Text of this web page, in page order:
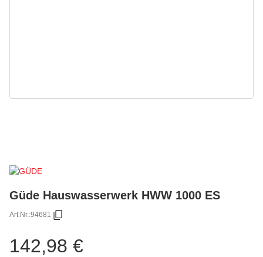
Güde Hauswasserwerk HWW 1000 ES
Art.Nr.:94681
142,98 €